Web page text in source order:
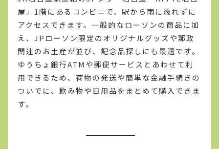
屋」1階にあるコンビニで、駅から雨に濡れずに
アクセスできます。一般的なローソンの商品に加
え、JPローソン限定のオリジナルグッズや郵政
関連のお土産が並び、記念品探しにも最適です。
ゆうちょ銀行ATMや郵便サービスとあわせて利
用できるため、荷物の発送や簡単な金融手続きの
ついでに、飲み物や日用品をまとめて購入できま
す。